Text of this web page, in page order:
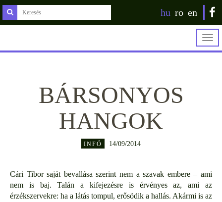
hu ro en
BÁRSONYOS
HANGOK
INFÓ 14/09/2014
Cári Tibor saját bevallása szerint nem a szavak embere – ami
nem is baj. Talán a kifejezésre is érvényes az, ami az
érzékszervekre: ha a látás tompul, erősödik a hallás. Akármi is az